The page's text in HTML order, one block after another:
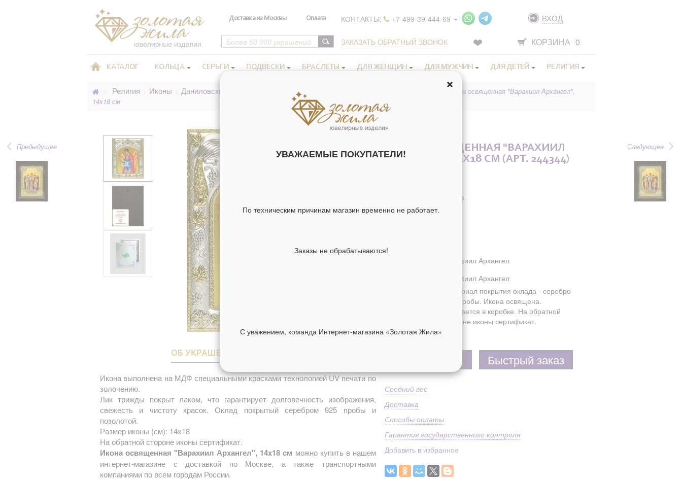
Доставка из Москвы Оплата КОНТАКТЫ: +7-499-39-444-69
ЗАКАЗАТЬ ОБРАТНЫЙ ЗВОНОК
ВХОД
КОРЗИНА 0
КАТАЛОГ КОЛЬЦА СЕРЬГИ ПОДВЕСКИ БРАСЛЕТЫ ДЛЯ ЖЕНЩИН ДЛЯ МУЖЧИН ДЛЯ ДЕТЕЙ РЕЛИГИЯ
Религия Иконы Даниловские иконы в серебряном окладе
Икона освященная "Варахиил Архангел",
14x18 см
Предыдущее Следующее
ОБ УКРАШЕНИИ
Икона выполнена на МДФ специальными красками технологией UV печати по
золочению.
Лик трижды покрыт лаком, что гарантирует долговечность изображения,
свежесть и чистоту красок. Оклад покрытый серебром 925 пробы и
позолотой.
Размер иконы (см): 14х18
На обратной стороне иконы сертификат.
Икона освященная "Варахиил Архангел", 14x18 см можно купить в нашем
интернет-магазине с доставкой по Москве, а также транспортными
компаниями по всем городам России.
ИКОНА ОСВЯЩЕННАЯ "ВАРАХИИЛ
АРХАНГЕЛ", 14X18 СМ (АРТ. 244344)
Икона
Ширина киота,
Образы по
Варахиил Архангел
Варахиил Архангел
Материал покрытия оклада - серебро
925 пробы. Икона освящена.
Продается в коробке. На обратной
стороне иконы сертификат.
5 900 руб
Быстрый заказ
Средний вес
Доставка
Способы оплаты
Гарантия государственного контроля
Добавить в избранное
УВАЖАЕМЫЕ ПОКУПАТЕЛИ!
По техническим причинам магазин временно не работает.
Заказы не обрабатываются!
С уважением, команда Интернет-магазина «Золотая Жила»